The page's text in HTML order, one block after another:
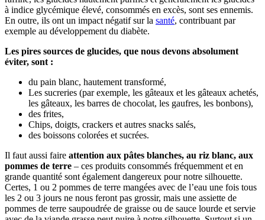
à indice glycémique élevé, consommés en excès, sont ses ennemis.
En outre, ils ont un impact négatif sur la santé, contribuant par
exemple au développement du diabète.
Les pires sources de glucides, que nous devons absolument
éviter, sont :
du pain blanc, hautement transformé,
Les sucreries (par exemple, les gâteaux et les gâteaux achetés,
les gâteaux, les barres de chocolat, les gaufres, les bonbons),
des frites,
Chips, doigts, crackers et autres snacks salés,
des boissons colorées et sucrées.
Il faut aussi faire attention aux pâtes blanches, au riz blanc, aux
pommes de terre – ces produits consommés fréquemment et en
grande quantité sont également dangereux pour notre silhouette.
Certes, 1 ou 2 pommes de terre mangées avec de l’eau une fois tous
les 2 ou 3 jours ne nous feront pas grossir, mais une assiette de
pommes de terre saupoudrée de graisse ou de sauce lourde et servie